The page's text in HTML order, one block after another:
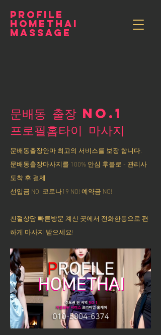
PROFILE
HOMETHAI
MASSAGE
문배동 출장 NO.1
​프로필홈타이 마사지
문배동출장안마 최고의 서비스를 보장 합니다.
문배동출장마사지를 100% 안심 후불로 - 관리사
도착 후 결제
선입금 NO! 코로나19 NO! 예약금 NO!
친절상담 빠른방문 계신 곳에서 전화한통으로 편
하게 마사지 받으세요!